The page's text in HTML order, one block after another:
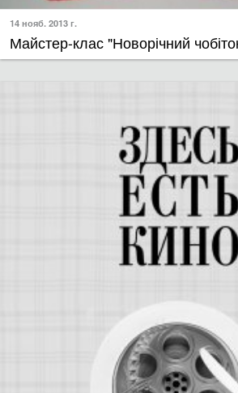
14 нояб. 2013 г.
Майстер-клас "Новорічний чобіток"